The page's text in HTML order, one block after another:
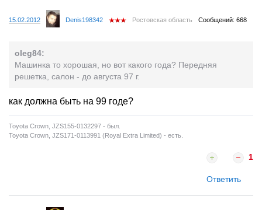
15.02.2012 Denis198342 Ростовская область Сообщений: 668
oleg84:
Машинка то хорошая, но вот какого года? Передняя
решетка, салон - до августа 97 г.
как должна быть на 99 годе?
Toyota Crown, JZS155-0132297 - был.
Toyota Crown, JZS171-0113991 (Royal Extra Limited) - есть.
1
Ответить